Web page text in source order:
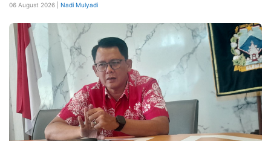
06 August 2026 | Nadi Mulyadi